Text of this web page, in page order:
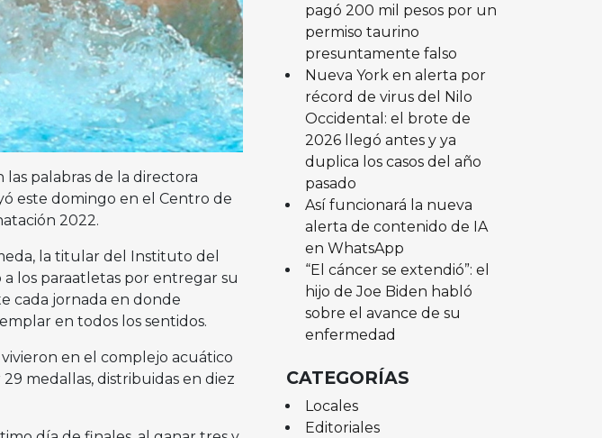
palabras de la directora
este domingo en el Centro de
2022.
la titular del Instituto del
a los paraatletas por entregar su
cada jornada en donde
en todos los sentidos.
en el complejo acuático
medallas, distribuidas en diez
pagó 200 mil pesos por un
permiso taurino
presuntamente falso
Nueva York en alerta por
récord de virus del Nilo
Occidental: el brote de
2026 llegó antes y ya
duplica los casos del año
pasado
Así funcionará la nueva
alerta de contenido de IA
en WhatsApp
“El cáncer se extendió”: el
hijo de Joe Biden habló
sobre el avance de su
enfermedad
CATEGORÍAS
Locales
Editoriales